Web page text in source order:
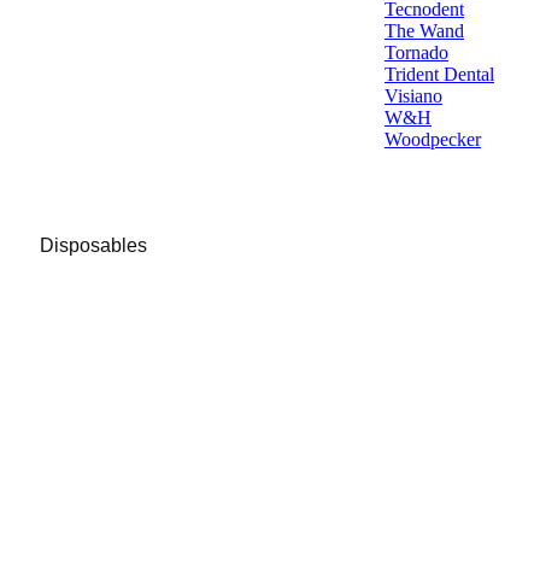
Tecnodent
The Wand
Tornado
Trident Dental
Visiano
W&H
Woodpecker
Disposables